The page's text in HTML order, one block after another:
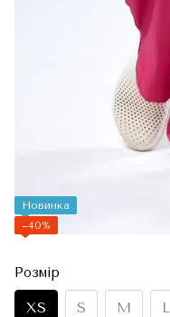
Новинка
−40%
Розмір
XS S M L